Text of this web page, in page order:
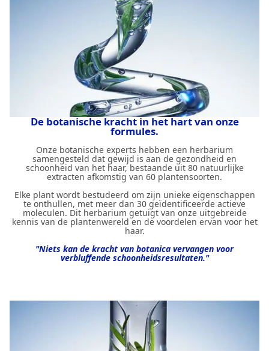
De botanische kracht in het hart van onze
formules.
Onze botanische experts hebben een herbarium
samengesteld dat gewijd is aan de gezondheid en
schoonheid van het haar, bestaande uit 80 natuurlijke
extracten afkomstig van 60 plantensoorten.
Elke plant wordt bestudeerd om zijn unieke eigenschappen
te onthullen, met meer dan 30 geïdentificeerde actieve
moleculen. Dit herbarium getuigt van onze uitgebreide
kennis van de plantenwereld en de voordelen ervan voor het
haar.
"Niets kan de kracht van botanica vervangen voor
verbluffende schoonheidsresultaten."